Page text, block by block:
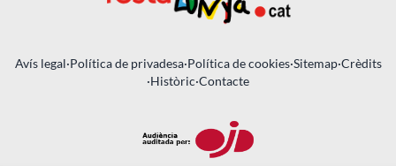
Avís legal·Política de privadesa·Política de cookies·Sitemap·Crèdits
·Històric·Contacte